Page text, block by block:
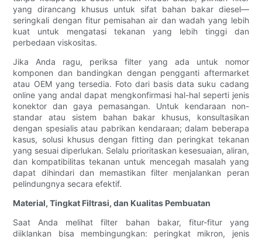
yang dirancang khusus untuk sifat bahan bakar diesel—
seringkali dengan fitur pemisahan air dan wadah yang lebih
kuat untuk mengatasi tekanan yang lebih tinggi dan
perbedaan viskositas.
Jika Anda ragu, periksa filter yang ada untuk nomor
komponen dan bandingkan dengan pengganti aftermarket
atau OEM yang tersedia. Foto dari basis data suku cadang
online yang andal dapat mengkonfirmasi hal-hal seperti jenis
konektor dan gaya pemasangan. Untuk kendaraan non-
standar atau sistem bahan bakar khusus, konsultasikan
dengan spesialis atau pabrikan kendaraan; dalam beberapa
kasus, solusi khusus dengan fitting dan peringkat tekanan
yang sesuai diperlukan. Selalu prioritaskan kesesuaian, aliran,
dan kompatibilitas tekanan untuk mencegah masalah yang
dapat dihindari dan memastikan filter menjalankan peran
pelindungnya secara efektif.
Material, Tingkat Filtrasi, dan Kualitas Pembuatan
Saat Anda melihat filter bahan bakar, fitur-fitur yang
diiklankan bisa membingungkan: peringkat mikron, jenis